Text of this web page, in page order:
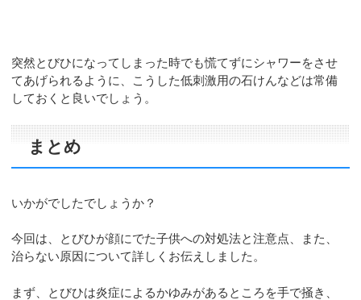
突然とびひになってしまった時でも慌てずにシャワーをさせ
てあげられるように、こうした低刺激用の石けんなどは常備
しておくと良いでしょう。
まとめ
いかがでしたでしょうか？
今回は、とびひが顔にでた子供への対処法と注意点、また、
治らない原因について詳しくお伝えしました。
まず、とびひは炎症によるかゆみがあるところを手で掻き、